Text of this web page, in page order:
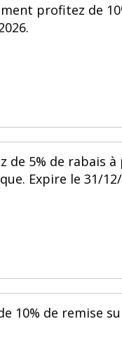
profitez de
de 5% de rabais
Expire le 31/
10% de remise